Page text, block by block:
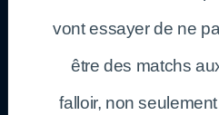
vont essayer de ne
être des matchs
falloir, non